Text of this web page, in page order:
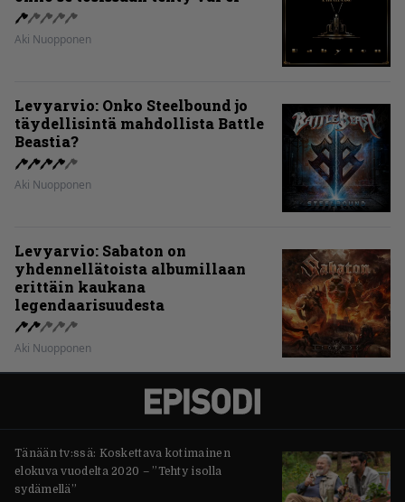
Aki Nuopponen
Levyarvio: Onko Steelbound jo
täydellisintä mahdollista Battle
Beastia?
Aki Nuopponen
Levyarvio: Sabaton on
yhdennellätoista albumillaan
erittäin kaukana
legendaarisuudesta
Aki Nuopponen
Tänään tv:ssä: Koskettava kotimainen
elokuva vuodelta 2020 – ”Tehty isolla
sydämellä”